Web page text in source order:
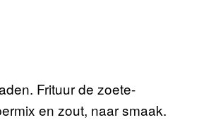
Frituur de zoete-
en zout, naar smaak.